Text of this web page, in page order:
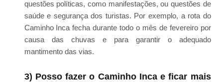
questões políticas, como manifestações, ou questões de
saúde e segurança dos turistas. Por exemplo, a rota do
Caminho Inca fecha durante todo o mês de fevereiro por
causa das chuvas e para garantir o adequado
mantimento das vias.
3) Posso fazer o Caminho Inca e ficar mais